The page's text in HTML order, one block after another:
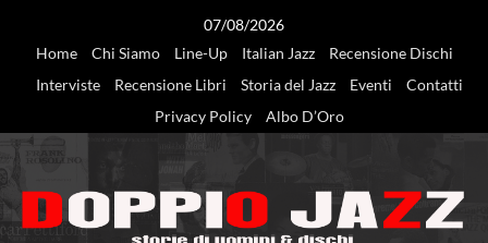
07/08/2026
Home
Chi Siamo Line-Up Italian Jazz
Recensione Dischi
Interviste
Recensione Libri Storia del Jazz Eventi
Contatti
Privacy Policy
Albo D’Oro